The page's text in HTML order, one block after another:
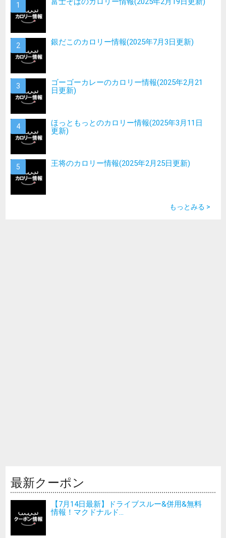
銀だこのカロリー情報(2025年7月3日更新)
ゴーゴーカレーのカロリー情報(2025年2月21
日更新)
ほっともっとのカロリー情報(2025年3月11日
更新)
王将のカロリー情報(2025年2月25日更新)
もっとみる >
最新クーポン
【7月14日最新】ドライブスルー&併用&無料
情報！マクドナルド...